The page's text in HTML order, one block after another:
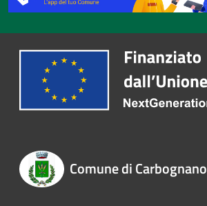
Comune di Carbognano